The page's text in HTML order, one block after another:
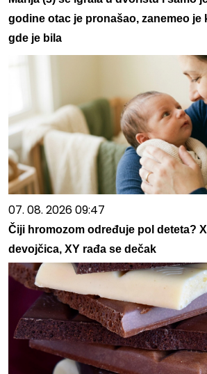
godine otac je pronašao, zanemeo je
gde je bila
07. 08. 2026 09:47
Čiji hromozom određuje pol deteta?
devojčica, XY rađa se dečak